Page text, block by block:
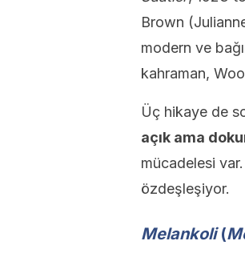
Brown
modern ve
kahraman,
Üç hikaye de
açık ama
mücadelesi var.
özdeşleşiyor.
Melankoli(